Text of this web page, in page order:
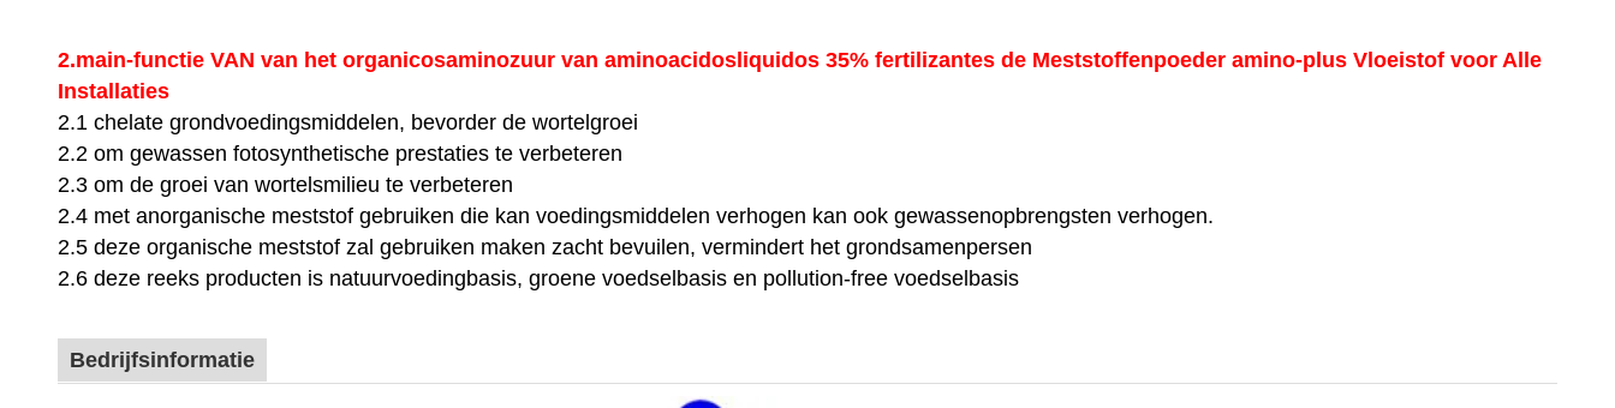
2.main-functie VAN van het organicosaminozuur van aminoacidosliquidos 35% fertilizantes de Meststoffenpoeder amino-plus Vloeistof voor Alle
Installaties
2.1 chelate grondvoedingsmiddelen, bevorder de wortelgroei
2.2 om gewassen fotosynthetische prestaties te verbeteren
2.3 om de groei van wortelsmilieu te verbeteren
2.4 met anorganische meststof gebruiken die kan voedingsmiddelen verhogen kan ook gewassenopbrengsten verhogen.
2.5 deze organische meststof zal gebruiken maken zacht bevuilen, vermindert het grondsamenpersen
2.6 deze reeks producten is natuurvoedingbasis, groene voedselbasis en pollution-free voedselbasis
Bedrijfsinformatie